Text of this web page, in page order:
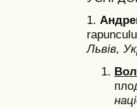
1.
Львів,